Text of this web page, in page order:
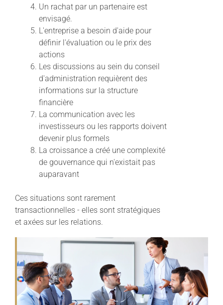
Un rachat par un partenaire est
envisagé.
L'entreprise a besoin d'aide pour
définir l'évaluation ou le prix des
actions
Les discussions au sein du conseil
d'administration requièrent des
informations sur la structure
financière
La communication avec les
investisseurs ou les rapports doivent
devenir plus formels
La croissance a créé une complexité
de gouvernance qui n'existait pas
auparavant
Ces situations sont rarement
transactionnelles - elles sont stratégiques
et axées sur les relations.